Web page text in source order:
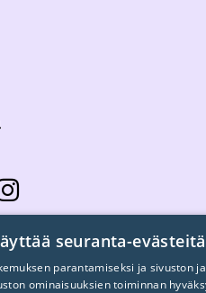
seuranta-evästeitä
parantamiseksi ja sivuston
ominaisuuksien toiminnan